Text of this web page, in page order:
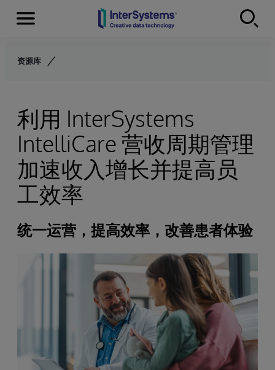
Skip to content
Menu
资源库
利用 InterSystems
IntelliCare 营收周期管理
加速收入增长并提高员
工效率
统一运营，提高效率，改善患者体验